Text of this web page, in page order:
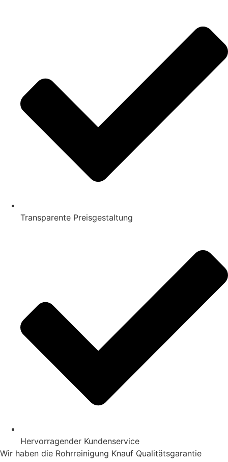
Transparente Preisgestaltung
Hervorragender Kundenservice
Wir haben die Rohrreinigung Knauf Qualitätsgarantie